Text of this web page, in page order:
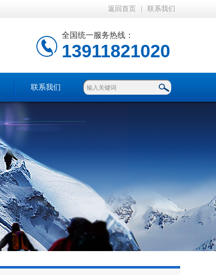
返回首页 联系我们
全国统一服务热线：
13911821020
联系我们